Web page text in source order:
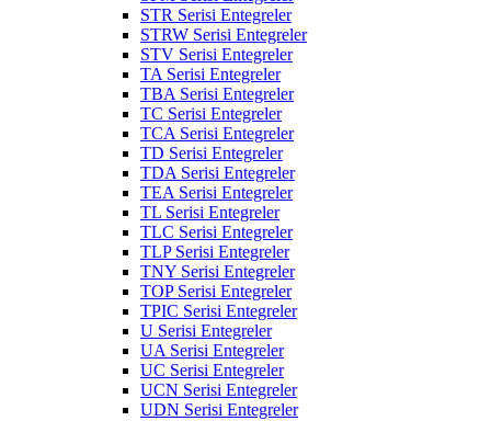
STR Serisi Entegreler
STRW Serisi Entegreler
STV Serisi Entegreler
TA Serisi Entegreler
TBA Serisi Entegreler
TC Serisi Entegreler
TCA Serisi Entegreler
TD Serisi Entegreler
TDA Serisi Entegreler
TEA Serisi Entegreler
TL Serisi Entegreler
TLC Serisi Entegreler
TLP Serisi Entegreler
TNY Serisi Entegreler
TOP Serisi Entegreler
TPIC Serisi Entegreler
U Serisi Entegreler
UA Serisi Entegreler
UC Serisi Entegreler
UCN Serisi Entegreler
UDN Serisi Entegreler